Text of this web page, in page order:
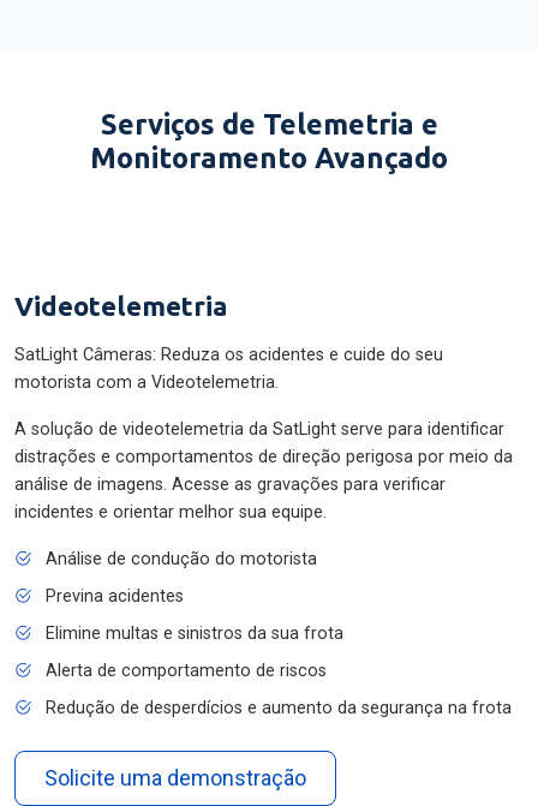
Serviços de Telemetria e
Monitoramento Avançado
Videotelemetria
SatLight Câmeras: Reduza os acidentes e cuide do seu
motorista com a Videotelemetria.
A solução de videotelemetria da SatLight serve para identificar
distrações e comportamentos de direção perigosa por meio da
análise de imagens. Acesse as gravações para verificar
incidentes e orientar melhor sua equipe.
Análise de condução do motorista
Previna acidentes
Elimine multas e sinistros da sua frota
Alerta de comportamento de riscos
Redução de desperdícios e aumento da segurança na frota
Solicite uma demonstração